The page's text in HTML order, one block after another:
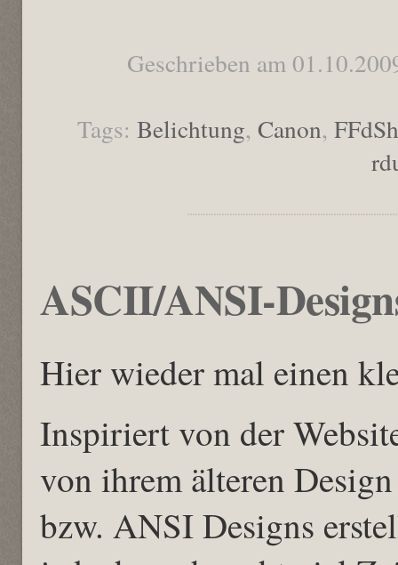
Geschrieben am
Tags: Belichtung, Canon,
ASCII/ANSI-
Hier wieder mal einen
Inspiriert von der
von ihrem älteren
bzw. ANSI Designs